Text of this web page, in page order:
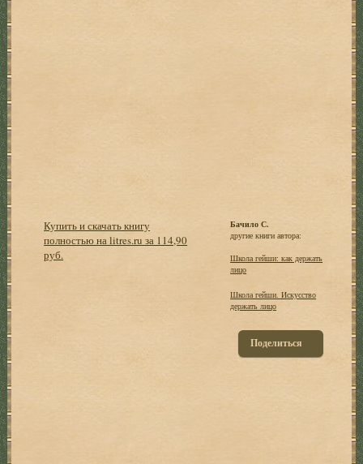
Купить и скачать книгу
полностью на litres.ru за 114,90
руб.
Бачило С.
другие книги автора:
Школа гейши: как держать
лицо
Школа гейши. Искусство
держать лицо
Поделиться